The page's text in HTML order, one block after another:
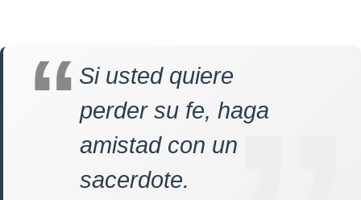
Si usted quiere
perder su fe, haga
amistad con un
sacerdote.